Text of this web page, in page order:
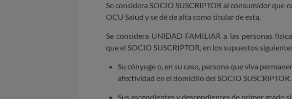
Se considera SOCIO SUSCRIPTOR al consumidor que
OCU Salud y se dé de alta como titular de esta.
Se considera UNIDAD FAMILIAR a las personas
que el SOCIO SUSCRIPTOR, en los supuestos
Su cónyuge o, en su caso, persona que viva
afectividad en el domicilio del SOCIO SUSCRIPTOR.
Sus ascendientes y descendientes de primer grado